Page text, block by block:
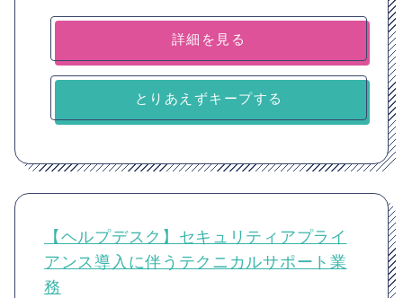
詳細を見る
とりあえずキープする
【ヘルプデスク】セキュリティアプライ
アンス導入に伴うテクニカルサポート業
務